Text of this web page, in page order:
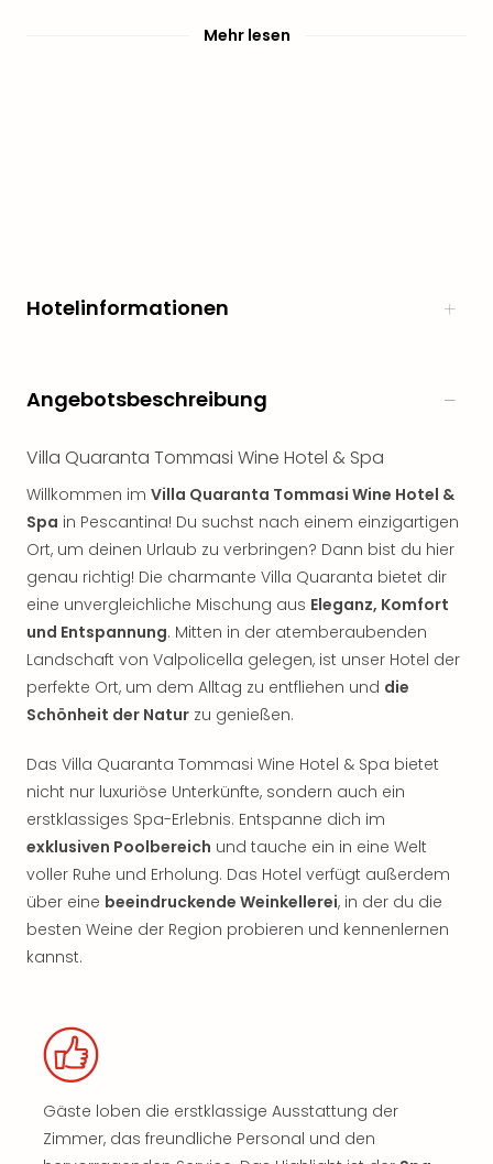
Mehr lesen
Hotelinformationen
Angebotsbeschreibung
Villa Quaranta Tommasi Wine Hotel & Spa
Willkommen im Villa Quaranta Tommasi Wine Hotel &
Spa in Pescantina! Du suchst nach einem einzigartigen
Ort, um deinen Urlaub zu verbringen? Dann bist du hier
genau richtig! Die charmante Villa Quaranta bietet dir
eine unvergleichliche Mischung aus Eleganz, Komfort
und Entspannung. Mitten in der atemberaubenden
Landschaft von Valpolicella gelegen, ist unser Hotel der
perfekte Ort, um dem Alltag zu entfliehen und die
Schönheit der Natur zu genießen.
Das Villa Quaranta Tommasi Wine Hotel & Spa bietet
nicht nur luxuriöse Unterkünfte, sondern auch ein
erstklassiges Spa-Erlebnis. Entspanne dich im
exklusiven Poolbereich und tauche ein in eine Welt
voller Ruhe und Erholung. Das Hotel verfügt außerdem
über eine beeindruckende Weinkellerei, in der du die
besten Weine der Region probieren und kennenlernen
kannst.
Gäste loben die erstklassige Ausstattung der
Zimmer, das freundliche Personal und den